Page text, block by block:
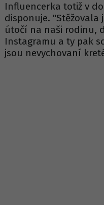
Influencerka totiž v
disponuje. "Stěžovala
útočí na naši rodinu,
Instagramu a ty pak
jsou nevychovaní